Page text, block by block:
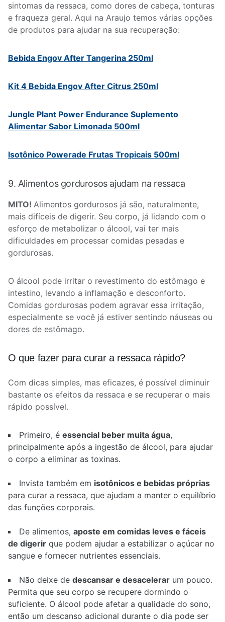
sintomas da ressaca, como dores de cabeça, tonturas
e fraqueza geral. Aqui na Araujo temos várias opções
de produtos para ajudar na sua recuperação:
Bebida Engov After Tangerina 250ml
Kit 4 Bebida Engov After Citrus 250ml
Jungle Plant Power Endurance Suplemento
Alimentar Sabor Limonada 500ml
Isotônico Powerade Frutas Tropicais 500ml
9. Alimentos gordurosos ajudam na ressaca
MITO! Alimentos gordurosos já são, naturalmente,
mais difíceis de digerir. Seu corpo, já lidando com o
esforço de metabolizar o álcool, vai ter mais
dificuldades em processar comidas pesadas e
gordurosas.
O álcool pode irritar o revestimento do estômago e
intestino, levando a inflamação e desconforto.
Comidas gordurosas podem agravar essa irritação,
especialmente se você já estiver sentindo náuseas ou
dores de estômago.
O que fazer para curar a ressaca rápido?
Com dicas simples, mas eficazes, é possível diminuir
bastante os efeitos da ressaca e se recuperar o mais
rápido possível.
Primeiro, é essencial beber muita água,
principalmente após a ingestão de álcool, para ajudar
o corpo a eliminar as toxinas.
Invista também em isotônicos e bebidas próprias
para curar a ressaca, que ajudam a manter o equilíbrio
das funções corporais.
De alimentos, aposte em comidas leves e fáceis
de digerir que podem ajudar a estabilizar o açúcar no
sangue e fornecer nutrientes essenciais.
Não deixe de descansar e desacelerar um pouco.
Permita que seu corpo se recupere dormindo o
suficiente. O álcool pode afetar a qualidade do sono,
então um descanso adicional durante o dia pode ser